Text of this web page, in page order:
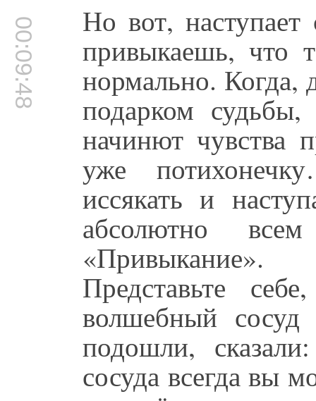
00:09:48 Но вот,
привыкаешь, что
нормально. Когда,
подарком
начинют чувства
уже
иссякать и
абсолютно
Представьте
волшебный
подошли,
сосуда всегда вы